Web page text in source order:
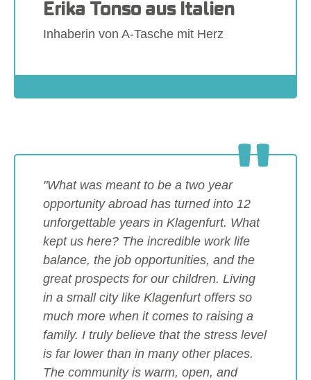
Erika Tonso aus Italien
Inhaberin von A-Tasche mit Herz
"What was meant to be a two year
opportunity abroad has turned into 12
unforgettable years in Klagenfurt. What
kept us here? The incredible work life
balance, the job opportunities, and the
great prospects for our children. Living
in a small city like Klagenfurt offers so
much more when it comes to raising a
family. I truly believe that the stress level
is far lower than in many other places.
The community is warm, open, and